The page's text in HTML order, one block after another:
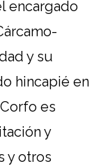
encargado
y su
hincapié en
es
y
y otros